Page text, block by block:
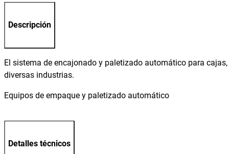
Descripción
El sistema de encajonado y paletizado automático para
diversas industrias.
Equipos de empaque y paletizado automático
Detalles técnicos